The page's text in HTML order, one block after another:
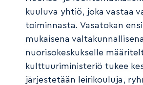
kuuluva yhtiö, joka vastaa
toiminnasta. Vasatokan
mukaisena
nuorisokeskukselle
kulttuuriministeriö tukee
järjestetään leirikouluja,